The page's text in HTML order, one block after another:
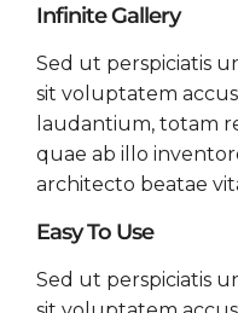
Infinite Gallery
Sed ut perspiciatis
sit voluptatem
laudantium, totam
quae ab illo
architecto beatae
Easy To Use
Sed ut perspiciatis